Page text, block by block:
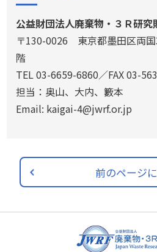
公益財団法人廃棄物・３Ｒ研究
〒130-0026 東京都墨田区両
階
TEL 03-6659-6860／FAX 03-
担当：奥山、大内、籔本
Email: kaigai-4@jwrf.or.jp
前のページ